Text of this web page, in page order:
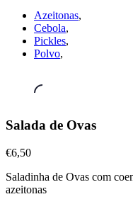
Azeitonas,
Cebola,
Pickles,
Polvo,
Petiscos
&
de
Ovas
Salada de Ovas
€6,50
Saladinha de Ovas com
azeitonas